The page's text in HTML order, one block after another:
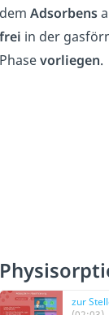
demAdsorbens
frei in der
Phasevorliegen.
zur